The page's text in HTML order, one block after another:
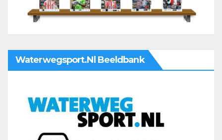
Waterwegsport.nl Beeldbank